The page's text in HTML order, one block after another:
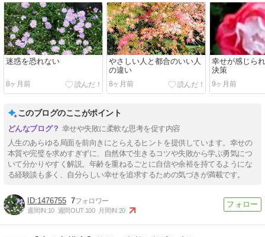
迷惑を恐れない
8ヶ月前
やさしい人と都合のいい人
の違い
8ヶ月前
幸せが感じら
決策
9ヶ月前
このブログのここがポイント
幸せや失敗に柔軟な思考を促す内容
人生のあらゆる局面を前向きにとらえるヒントを提供しています。幸せの
本質や完璧を求めすぎずに、自然体で生きるコツや失敗から学ぶ勇気につ
いて分かりやすく解説。年齢を重ねるごとに自信や余裕を持てるようにな
る経験談も多く、自分らしい幸せを追求するための気づきが満載です。
1476755 7
週間IN:10 週間OUT:100 月間IN:20